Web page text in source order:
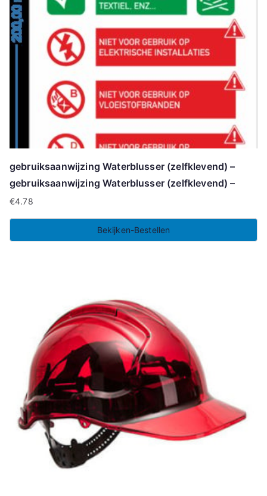
gebruiksaanwijzing Waterblusser (zelfklevend) –
gebruiksaanwijzing Waterblusser (zelfklevend) –
€4.78
Bekijken-Bestellen